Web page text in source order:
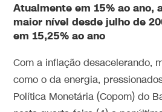
Atualmente em 15% ao ano,
maior nível desde julho de
em 15,25% ao ano
Com a inflação desacelerando,
como o da energia,
Política Monetária (Copom) do